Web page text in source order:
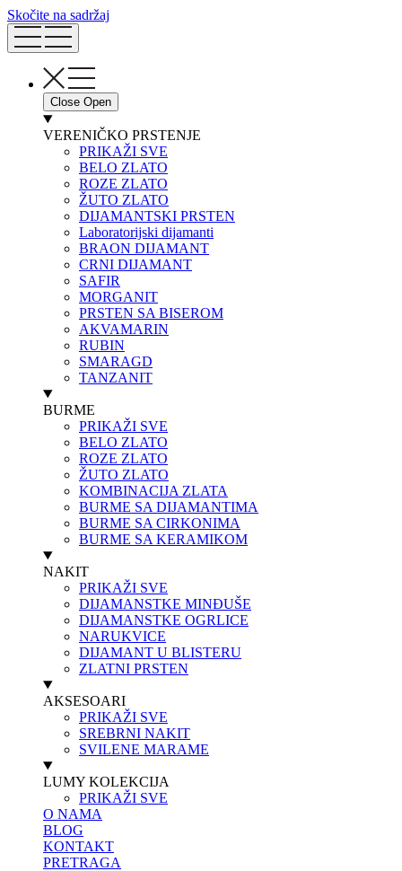
Skočite na sadržaj
Close Open
VERENIČKO PRSTENJE
PRIKAŽI SVE
BELO ZLATO
ROZE ZLATO
ŽUTO ZLATO
DIJAMANTSKI PRSTEN
Laboratorijski dijamanti
BRAON DIJAMANT
CRNI DIJAMANT
SAFIR
MORGANIT
PRSTEN SA BISEROM
AKVAMARIN
RUBIN
SMARAGD
TANZANIT
BURME
PRIKAŽI SVE
BELO ZLATO
ROZE ZLATO
ŽUTO ZLATO
KOMBINACIJA ZLATA
BURME SA DIJAMANTIMA
BURME SA CIRKONIMA
BURME SA KERAMIKOM
NAKIT
PRIKAŽI SVE
DIJAMANSTKE MINĐUŠE
DIJAMANSTKE OGRLICE
NARUKVICE
DIJAMANT U BLISTERU
ZLATNI PRSTEN
AKSESOARI
PRIKAŽI SVE
SREBRNI NAKIT
SVILENE MARAME
LUMY KOLEKCIJA
PRIKAŽI SVE
O NAMA
BLOG
KONTAKT
PRETRAGA